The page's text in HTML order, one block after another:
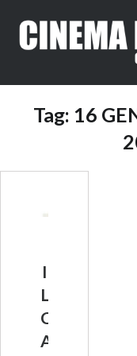
contenuto
Tag: 16
I
L
C
A